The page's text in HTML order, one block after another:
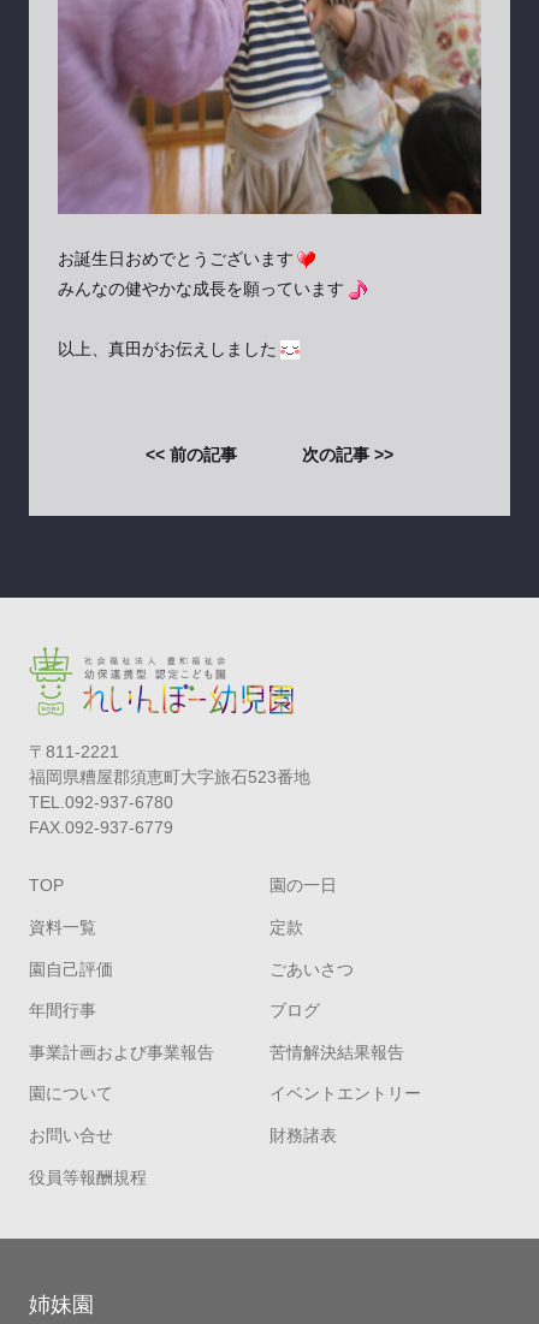
お誕生日おめでとうございます
みんなの健やかな成長を願っています
以上、真田がお伝えしました
<< 前の記事 次の記事 >>
〒811-2221
福岡県糟屋郡須恵町大字旅石523番地
TEL.092-937-6780
FAX.092-937-6779
TOP 園の一日
資料一覧 定款
園自己評価 ごあいさつ
年間行事 ブログ
事業計画および事業報告 苦情解決結果報告
園について イベントエントリー
お問い合せ 財務諸表
役員等報酬規程
姉妹園